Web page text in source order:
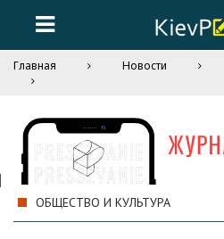
Главная Новости
ОБЩЕСТВО И КУЛЬТУРА